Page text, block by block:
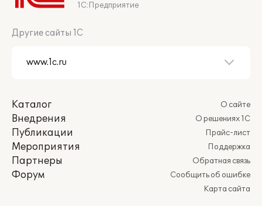
1С:Предприятие
Другие сайты 1С
Каталог
Внедрения
Публикации
Мероприятия
Партнеры
Форум
О сайте
О решениях 1С
Прайс-лист
Поддержка
Обратная связь
Сообщить об ошибке
Карта сайта